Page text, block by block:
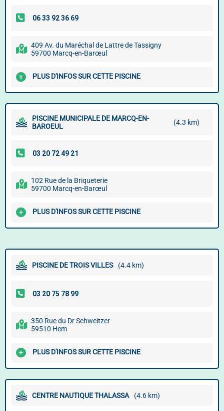
409 Av. du Maréchal de Lattre de Tassigny
59700 Marcq-en-Barœul
PLUS D'INFOS SUR CETTE PISCINE
PISCINE MUNICIPALE DE MARCQ-EN-
BAROEUL
(4.3 km)
102 Rue de la Briqueterie
59700 Marcq-en-Barœul
PLUS D'INFOS SUR CETTE PISCINE
PISCINE DE TROIS VILLES (4.4 km)
350 Rue du Dr Schweitzer
59510 Hem
PLUS D'INFOS SUR CETTE PISCINE
CENTRE NAUTIQUE THALASSA (4.6 km)